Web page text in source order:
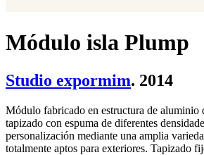
Módulo isla Plump
Studio expormim. 2014
Módulo fabricado en estructura de aluminio
tapizado con espuma de diferentes
personalización mediante una amplia
totalmente aptos para exteriores. Tapizado